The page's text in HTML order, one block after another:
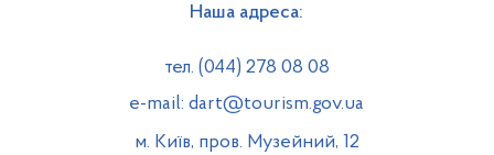
Наша адреса:
тел. (044) 278 08 08
e-mail: dart@tourism.gov.ua
м. Київ, пров. Музейний, 12